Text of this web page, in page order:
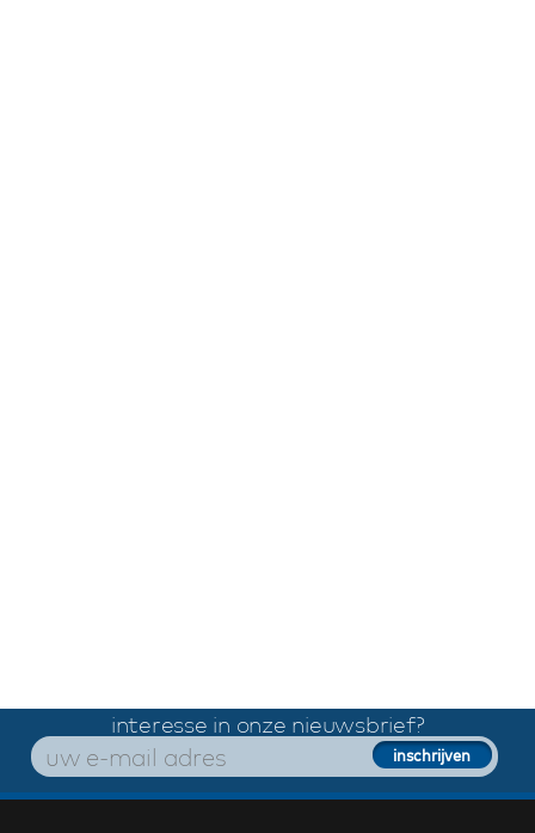
interesse in onze nieuwsbrief?